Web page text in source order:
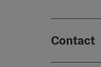
Contact